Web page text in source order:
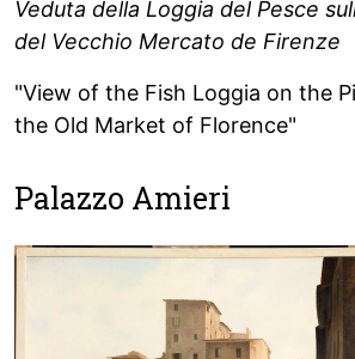
Veduta della Loggia del Pesce
del Vecchio Mercato de Firenze
"View of the Fish Loggia on the
the Old Market of Florence"
Palazzo Amieri